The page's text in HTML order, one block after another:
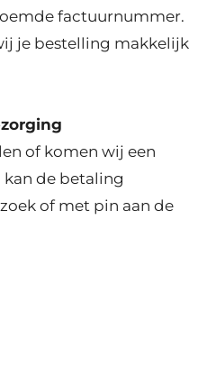
factuurnummer.
je bestelling makkelijk
of komen wij een
de betaling
of met pin aan de